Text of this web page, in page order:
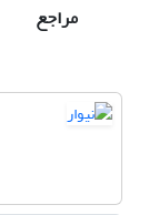
مراجع